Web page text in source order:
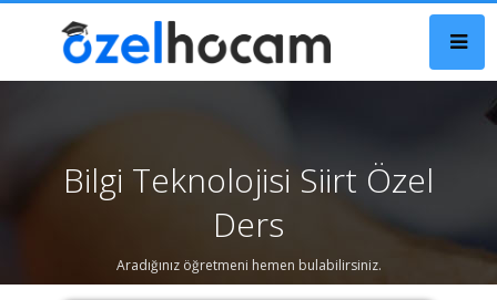
Bilgi Teknolojisi Siirt Özel
Ders
Aradığınız öğretmeni hemen bulabilirsiniz.